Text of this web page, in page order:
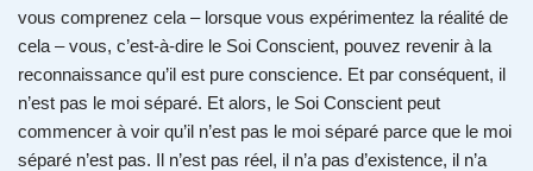
vous comprenez cela – lorsque vous expérimentez la réalité de
cela – vous, c’est-à-dire le Soi Conscient, pouvez revenir à la
reconnaissance qu’il est pure conscience. Et par conséquent, il
n’est pas le moi séparé. Et alors, le Soi Conscient peut
commencer à voir qu’il n’est pas le moi séparé parce que le moi
séparé n’est pas. Il n’est pas réel, il n’a pas d’existence, il n’a